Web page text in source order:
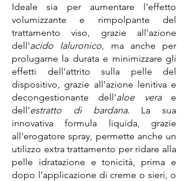
Ideale sia per aumentare l'effetto
volumizzante e rimpolpante del
trattamento viso, grazie all'azione
dell'acido Ialuronico, ma anche per
prolugarne la durata e minimizzare gli
effetti dell'attrito sulla pelle del
dispositivo, grazie all'azione lenitiva e
decongestionante dell'aloe verae
dell'estratto di bardana. La sua
innovativa formula liquida, grazie
all'erogatore spray, permette anche un
utilizzo extra trattamento per ridare alla
pelle idratazione e tonicità, prima e
dopo l'applicazione di creme o sieri, o